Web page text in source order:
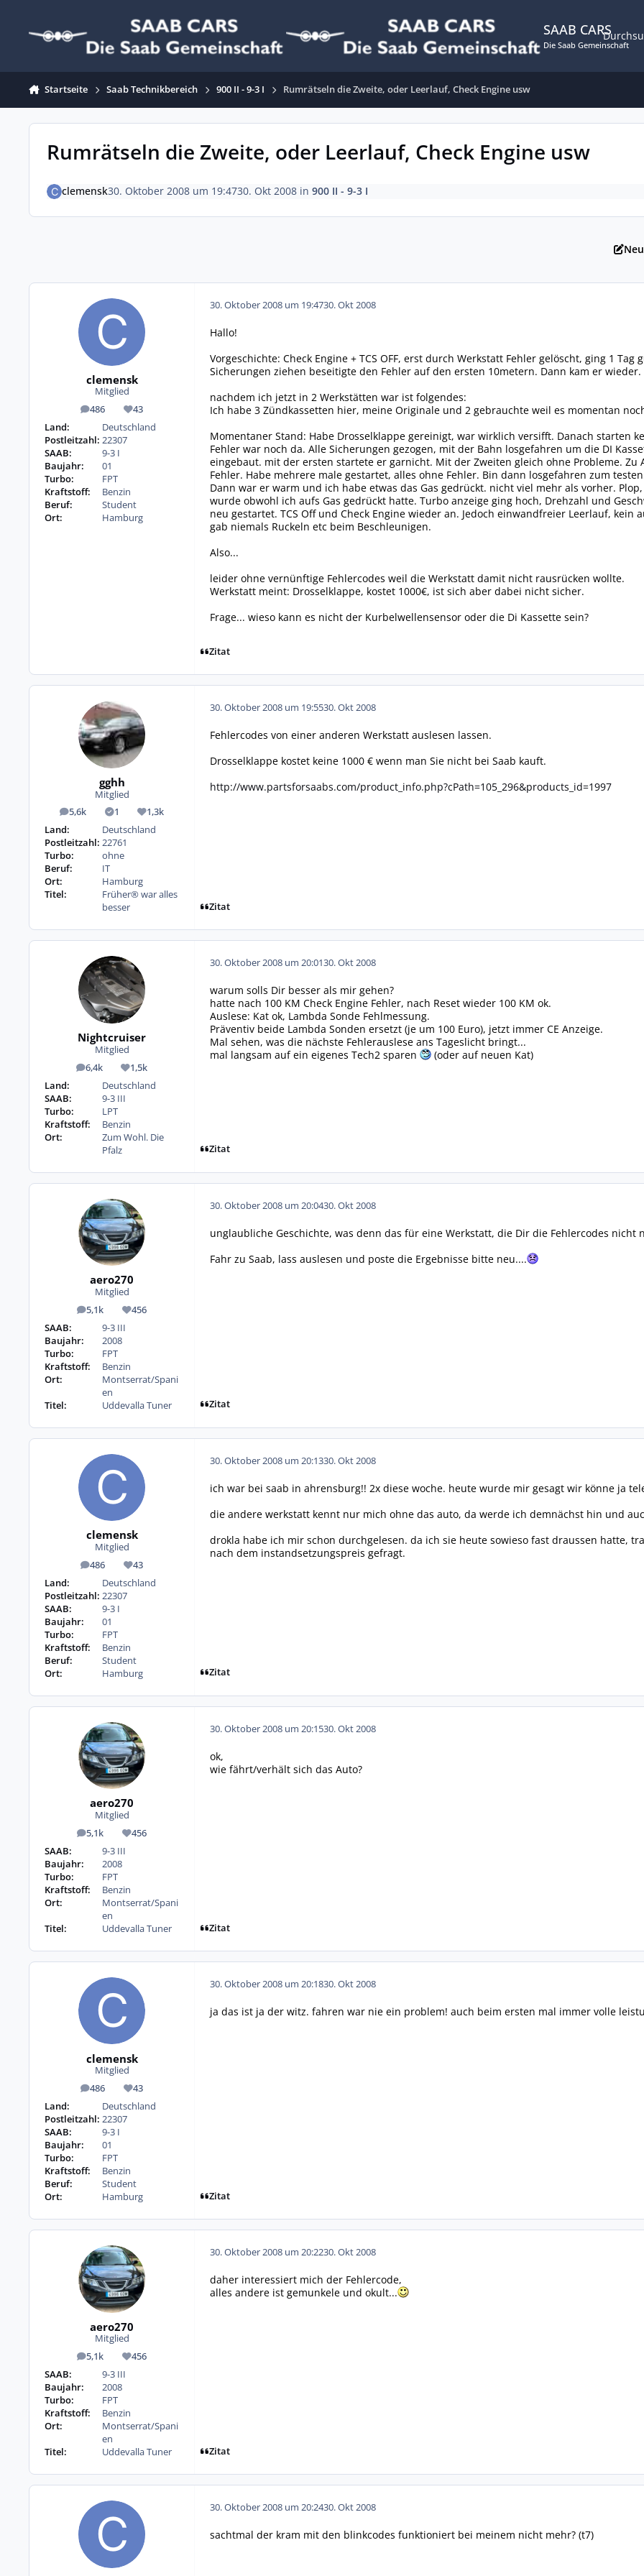
SAAB CARS
Die Saab Gemeinschaft
Startseite Saab Technikbereich 900 II - 9-3 I Rumrätseln die Zweite, oder Leerlauf, Check Engine usw
Rumrätseln die Zweite, oder Leerlauf, Check Engine usw
clemensk30. Oktober 2008 um 19:4730. Okt 2008in 900 II - 9-3 I
clemensk
Mitglied
486
Beiträge 43
Reputation
Land:
Deutschland
Postleitzahl: 22307
SAAB:
9-3 I
Baujahr:
01
Turbo:
FPT
Kraftstoff:
Benzin
Beruf:
Student
Ort:
Hamburg
30. Oktober 2008 um 19:4730. Okt 2008
Hallo!
Vorgeschichte: Check Engine + TCS OFF, erst durch Werkstatt Fehler gelöscht, ging 1
Sicherungen ziehen beseitigte den Fehler auf den ersten 10metern. Dann kam er wieder.
nachdem ich jetzt in 2 Werkstätten war ist folgendes:
Ich habe 3 Zündkassetten hier, meine Originale und 2 gebrauchte weil es momentan
Momentaner Stand: Habe Drosselklappe gereinigt, war wirklich versifft. Danach starten
Fehler war noch da. Alle Sicherungen gezogen, mit der Bahn losgefahren um die DI
eingebaut. mit der ersten startete er garnicht. Mit der Zweiten gleich ohne Probleme.
Fehler. Habe mehrere male gestartet, alles ohne Fehler. Bin dann losgefahren zum
Dann war er warm und ich habe etwas das Gas gedrückt. nicht viel mehr als vorher.
wurde obwohl ich aufs Gas gedrückt hatte. Turbo anzeige ging hoch, Drehzahl und
neu gestartet. TCS Off und Check Engine wieder an. Jedoch einwandfreier Leerlauf,
gab niemals Ruckeln etc beim Beschleunigen.
Also...
leider ohne vernünftige Fehlercodes weil die Werkstatt damit nicht rausrücken wollte.
Werkstatt meint: Drosselklappe, kostet 1000€, ist sich aber dabei nicht sicher.
Frage... wieso kann es nicht der Kurbelwellensensor oder die Di Kassette sein?
Zitat
gghh
Mitglied
5,6k
Beiträge 1
Lösungen1,3k
Reputation
Land:
Deutschland
Postleitzahl: 22761
Turbo:
ohne
Beruf:
IT
Ort:
Hamburg
Titel:
Früher® war alles
besser
30. Oktober 2008 um 19:5530. Okt 2008
Fehlercodes von einer anderen Werkstatt auslesen lassen.
Drosselklappe kostet keine 1000 € wenn man Sie nicht bei Saab kauft.
http://www.partsforsaabs.com/product_info.php?cPath=105_296&products_id=1997
Zitat
Nightcruiser
Mitglied
6,4k
Beiträge 1,5k
Reputation
Land:
Deutschland
SAAB:
9-3 III
Turbo:
LPT
Kraftstoff:
Benzin
Ort:
Zum Wohl. Die
Pfalz
30. Oktober 2008 um 20:0130. Okt 2008
warum solls Dir besser als mir gehen?
hatte nach 100 KM Check Engine Fehler, nach Reset wieder 100 KM ok.
Auslese: Kat ok, Lambda Sonde Fehlmessung.
Präventiv beide Lambda Sonden ersetzt (je um 100 Euro), jetzt immer CE Anzeige.
Mal sehen, was die nächste Fehlerauslese ans Tageslicht bringt...
mal langsam auf ein eigenes Tech2 sparen
(oder auf neuen Kat)
Zitat
aero270
Mitglied
5,1k
Beiträge 456
Reputation
SAAB:
9-3 III
Baujahr:
2008
Turbo:
FPT
Kraftstoff:
Benzin
Ort:
Montserrat/Spani
en
Titel:
Uddevalla Tuner
30. Oktober 2008 um 20:0430. Okt 2008
unglaubliche Geschichte, was denn das für eine Werkstatt, die Dir die Fehlercodes nicht
Fahr zu Saab, lass auslesen und poste die Ergebnisse bitte neu....
Zitat
clemensk
Mitglied
486
Beiträge 43
Reputation
Land:
Deutschland
Postleitzahl: 22307
SAAB:
9-3 I
Baujahr:
01
Turbo:
FPT
Kraftstoff:
Benzin
Beruf:
Student
Ort:
Hamburg
30. Oktober 2008 um 20:1330. Okt 2008
ich war bei saab in ahrensburg!! 2x diese woche. heute wurde mir gesagt wir könne ja
die andere werkstatt kennt nur mich ohne das auto, da werde ich demnächst hin und
drokla habe ich mir schon durchgelesen. da ich sie heute sowieso fast draussen hatte,
nach dem instandsetzungspreis gefragt.
Zitat
aero270
Mitglied
5,1k
Beiträge 456
Reputation
SAAB:
9-3 III
Baujahr:
2008
Turbo:
FPT
Kraftstoff:
Benzin
Ort:
Montserrat/Spani
en
Titel:
Uddevalla Tuner
30. Oktober 2008 um 20:1530. Okt 2008
ok,
wie fährt/verhält sich das Auto?
Zitat
clemensk
Mitglied
486
Beiträge 43
Reputation
Land:
Deutschland
Postleitzahl: 22307
SAAB:
9-3 I
Baujahr:
01
Turbo:
FPT
Kraftstoff:
Benzin
Beruf:
Student
Ort:
Hamburg
30. Oktober 2008 um 20:1830. Okt 2008
ja das ist ja der witz. fahren war nie ein problem! auch beim ersten mal immer volle
Zitat
aero270
Mitglied
5,1k
Beiträge 456
Reputation
SAAB:
9-3 III
Baujahr:
2008
Turbo:
FPT
Kraftstoff:
Benzin
Ort:
Montserrat/Spani
en
Titel:
Uddevalla Tuner
30. Oktober 2008 um 20:2230. Okt 2008
daher interessiert mich der Fehlercode,
alles andere ist gemunkele und okult...
Zitat
30. Oktober 2008 um 20:2430. Okt 2008
sachtmal der kram mit den blinkcodes funktioniert bei meinem nicht mehr? (t7)